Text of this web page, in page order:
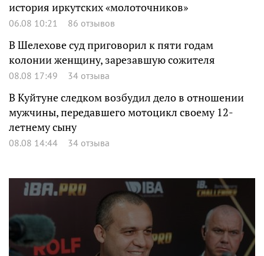
история иркутских «молоточников»
06.08 10:21 86 отзывов
В Шелехове суд приговорил к пяти годам
колонии женщину, зарезавшую сожителя
08.08 17:49 34 отзыва
В Куйтуне следком возбудил дело в отношении
мужчины, передавшего мотоцикл своему 12-
летнему сыну
08.08 14:44 34 отзыва